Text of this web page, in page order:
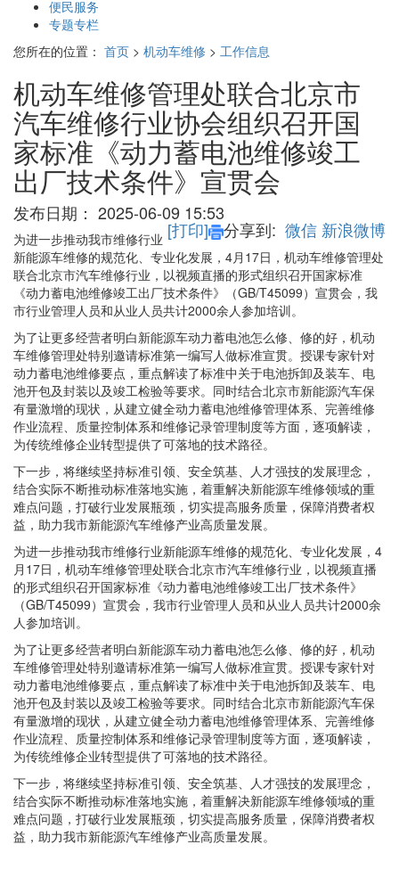
便民服务
专题专栏
您所在的位置： 首页 > 机动车维修 > 工作信息
机动车维修管理处联合北京市
汽车维修行业协会组织召开国
家标准《动力蓄电池维修竣工
出厂技术条件》宣贯会
发布日期： 2025-06-09 15:53
[打印] 分享到: 微信 新浪微博
为进一步推动我市维修行业
新能源车维修的规范化、专业化发展，4月17日，机动车维修管理处
联合北京市汽车维修行业，以视频直播的形式组织召开国家标准
《动力蓄电池维修竣工出厂技术条件》（GB/T45099）宣贯会，我
市行业管理人员和从业人员共计2000余人参加培训。
为了让更多经营者明白新能源车动力蓄电池怎么修、修的好，机动
车维修管理处特别邀请标准第一编写人做标准宣贯。授课专家针对
动力蓄电池维修要点，重点解读了标准中关于电池拆卸及装车、电
池开包及封装以及竣工检验等要求。同时结合北京市新能源汽车保
有量激增的现状，从建立健全动力蓄电池维修管理体系、完善维修
作业流程、质量控制体系和维修记录管理制度等方面，逐项解读，
为传统维修企业转型提供了可落地的技术路径。
下一步，将继续坚持标准引领、安全筑基、人才强技的发展理念，
结合实际不断推动标准落地实施，着重解决新能源车维修领域的重
难点问题，打破行业发展瓶颈，切实提高服务质量，保障消费者权
益，助力我市新能源汽车维修产业高质量发展。
为进一步推动我市维修行业新能源车维修的规范化、专业化发展，4
月17日，机动车维修管理处联合北京市汽车维修行业，以视频直播
的形式组织召开国家标准《动力蓄电池维修竣工出厂技术条件》
（GB/T45099）宣贯会，我市行业管理人员和从业人员共计2000余
人参加培训。
为了让更多经营者明白新能源车动力蓄电池怎么修、修的好，机动
车维修管理处特别邀请标准第一编写人做标准宣贯。授课专家针对
动力蓄电池维修要点，重点解读了标准中关于电池拆卸及装车、电
池开包及封装以及竣工检验等要求。同时结合北京市新能源汽车保
有量激增的现状，从建立健全动力蓄电池维修管理体系、完善维修
作业流程、质量控制体系和维修记录管理制度等方面，逐项解读，
为传统维修企业转型提供了可落地的技术路径。
下一步，将继续坚持标准引领、安全筑基、人才强技的发展理念，
结合实际不断推动标准落地实施，着重解决新能源车维修领域的重
难点问题，打破行业发展瓶颈，切实提高服务质量，保障消费者权
益，助力我市新能源汽车维修产业高质量发展。